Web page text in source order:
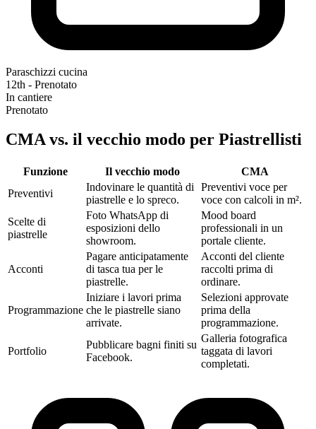
Paraschizzi cucina
12th - Prenotato
In cantiere
Prenotato
CMA vs. il vecchio modo per Piastrellisti
Funzione Il vecchio modo
CMA‎
Preventivi
Indovinare le quantità di
piastrelle e lo spreco.
Preventivi voce per
voce con calcoli in m².
Scelte di
piastrelle
Foto WhatsApp di
esposizioni dello
showroom.
Mood board
professionali in un
portale cliente.
Acconti
Pagare anticipatamente
di tasca tua per le
piastrelle.
Acconti del cliente
raccolti prima di
ordinare.
Programmazione
Iniziare i lavori prima
che le piastrelle siano
arrivate.
Selezioni approvate
prima della
programmazione.
Portfolio
Pubblicare bagni finiti su
Facebook.
Galleria fotografica
taggata di lavori
completati.